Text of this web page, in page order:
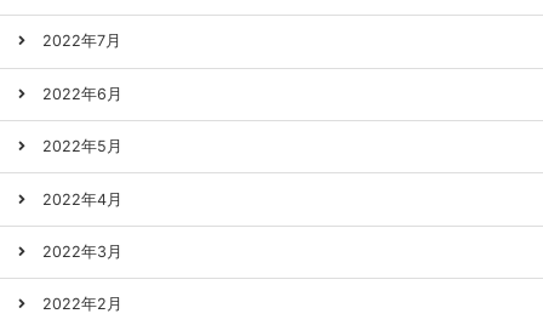
2022年7月
2022年6月
2022年5月
2022年4月
2022年3月
2022年2月